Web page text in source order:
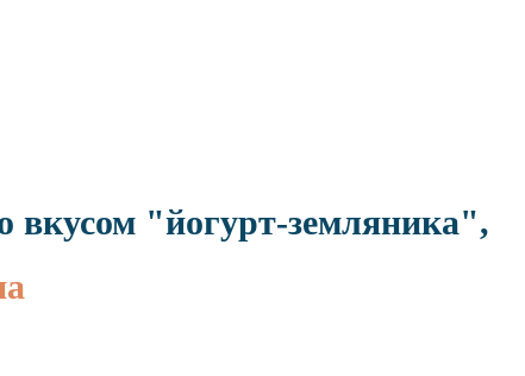
вкусом "йогурт-земляника",